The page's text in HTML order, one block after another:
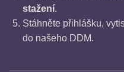
stažení.
Stáhněte přihlášku,
do našeho DDM.